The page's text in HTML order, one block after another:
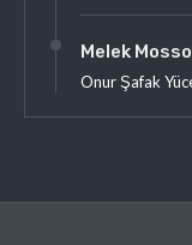
Melek
Onur Şafak